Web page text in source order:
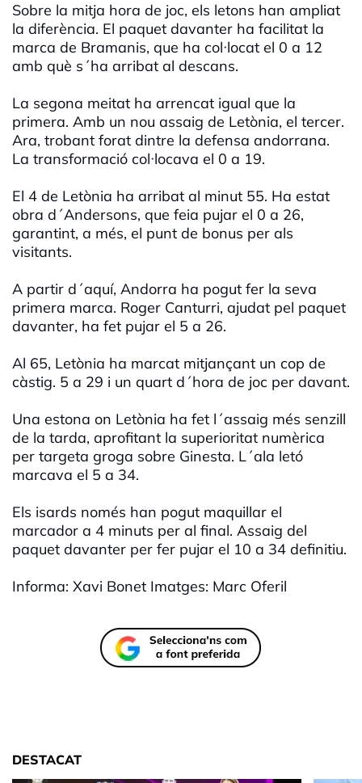
Sobre la mitja hora de joc, els letons han ampliat
la diferència. El paquet davanter ha facilitat la
marca de Bramanis, que ha col·locat el 0 a 12
amb què s´ha arribat al descans.
La segona meitat ha arrencat igual que la
primera. Amb un nou assaig de Letònia, el tercer.
Ara, trobant forat dintre la defensa andorrana.
La transformació col·locava el 0 a 19.
El 4 de Letònia ha arribat al minut 55. Ha estat
obra d´Andersons, que feia pujar el 0 a 26,
garantint, a més, el punt de bonus per als
visitants.
A partir d´aquí, Andorra ha pogut fer la seva
primera marca. Roger Canturri, ajudat pel paquet
davanter, ha fet pujar el 5 a 26.
Al 65, Letònia ha marcat mitjançant un cop de
càstig. 5 a 29 i un quart d´hora de joc per davant.
Una estona on Letònia ha fet l´assaig més senzill
de la tarda, aprofitant la superioritat numèrica
per targeta groga sobre Ginesta. L´ala letó
marcava el 5 a 34.
Els isards només han pogut maquillar el
marcador a 4 minuts per al final. Assaig del
paquet davanter per fer pujar el 10 a 34 definitiu.
Informa: Xavi Bonet Imatges: Marc Oferil
DESTACAT